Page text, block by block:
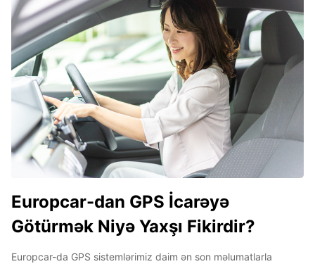
Europcar-dan GPS İcarəyə
Götürmək Niyə Yaxşı Fikirdir?
Europcar-da GPS sistemlərimiz daim ən son məlumatlarla